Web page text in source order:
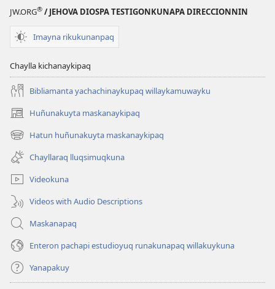
JW.ORG® / JEHOVA DIOSPA TESTIGONKUNAPA DIRECCIONNIN
Imayna rikukunanpaq
Chaylla kichanaykipaq
Bibliamanta yachachinaykupaq willaykamuwayku
Huñunakuyta maskanaykipaq
(abre
una
nueva
ventana)
Hatun huñunakuyta maskanaykipaq
(abre
una
nueva
ventana)
Chayllaraq lluqsimuqkuna
Videokuna
Videos with Audio Descriptions
Maskanapaq
Enteron pachapi estudioyuq runakunapaq willakuykuna
Yanapakuy